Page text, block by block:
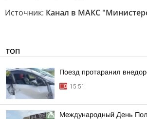
Источник: Канал в МАКС
ТОП
Поезд протаранил
15:51
Международный День